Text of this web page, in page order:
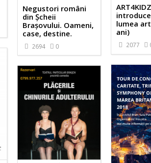
Negustori români
din Șcheii
Brașovului. Oameni,
case, destine.
2694 0
lumea
ani)
2077